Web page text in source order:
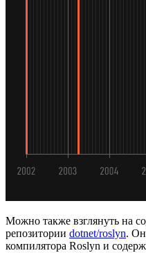
Можно также взглянуть на
репозитории dotnet/roslyn. Он
компилятора Roslyn и